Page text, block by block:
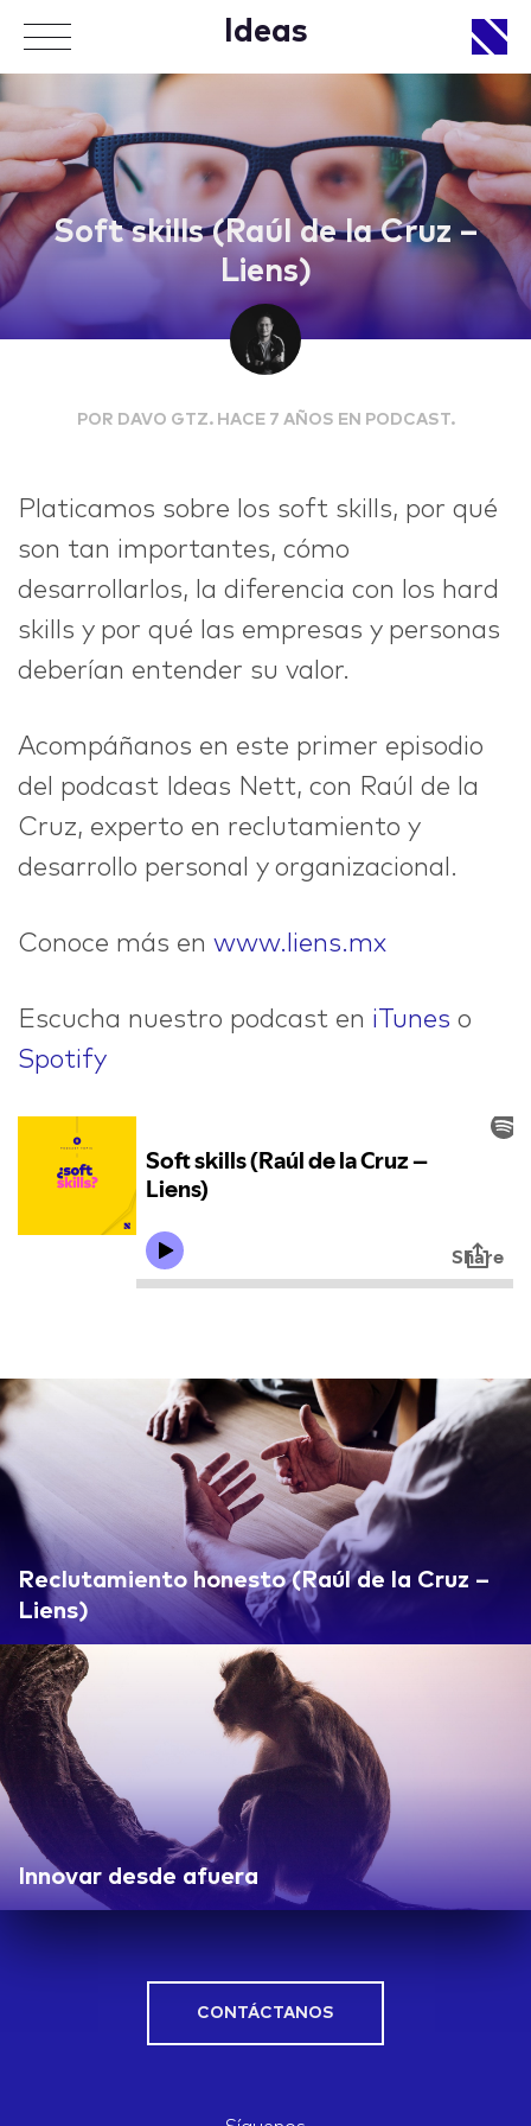
Ideas
Soft skills (Raúl de la Cruz –
Liens)
POR DAVO GTZ. HACE 7 AÑOS EN PODCAST.
Platicamos sobre los soft skills, por qué
son tan importantes, cómo
desarrollarlos, la diferencia con los hard
skills y por qué las empresas y personas
deberían entender su valor.
Acompáñanos en este primer episodio
del podcast Ideas Nett, con Raúl de la
Cruz, experto en reclutamiento y
desarrollo personal y organizacional.
Conoce más en www.liens.mx
Escucha nuestro podcast en iTunes o
Spotify
Reclutamiento honesto (Raúl de la Cruz –
Liens)
Innovar desde afuera
CONTÁCTANOS
APPROACH
WORKS
IDEAS
ABOUT
hi@nett.mx